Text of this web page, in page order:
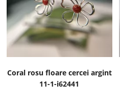
Coral rosu floare cercei argint
11-1-i62441